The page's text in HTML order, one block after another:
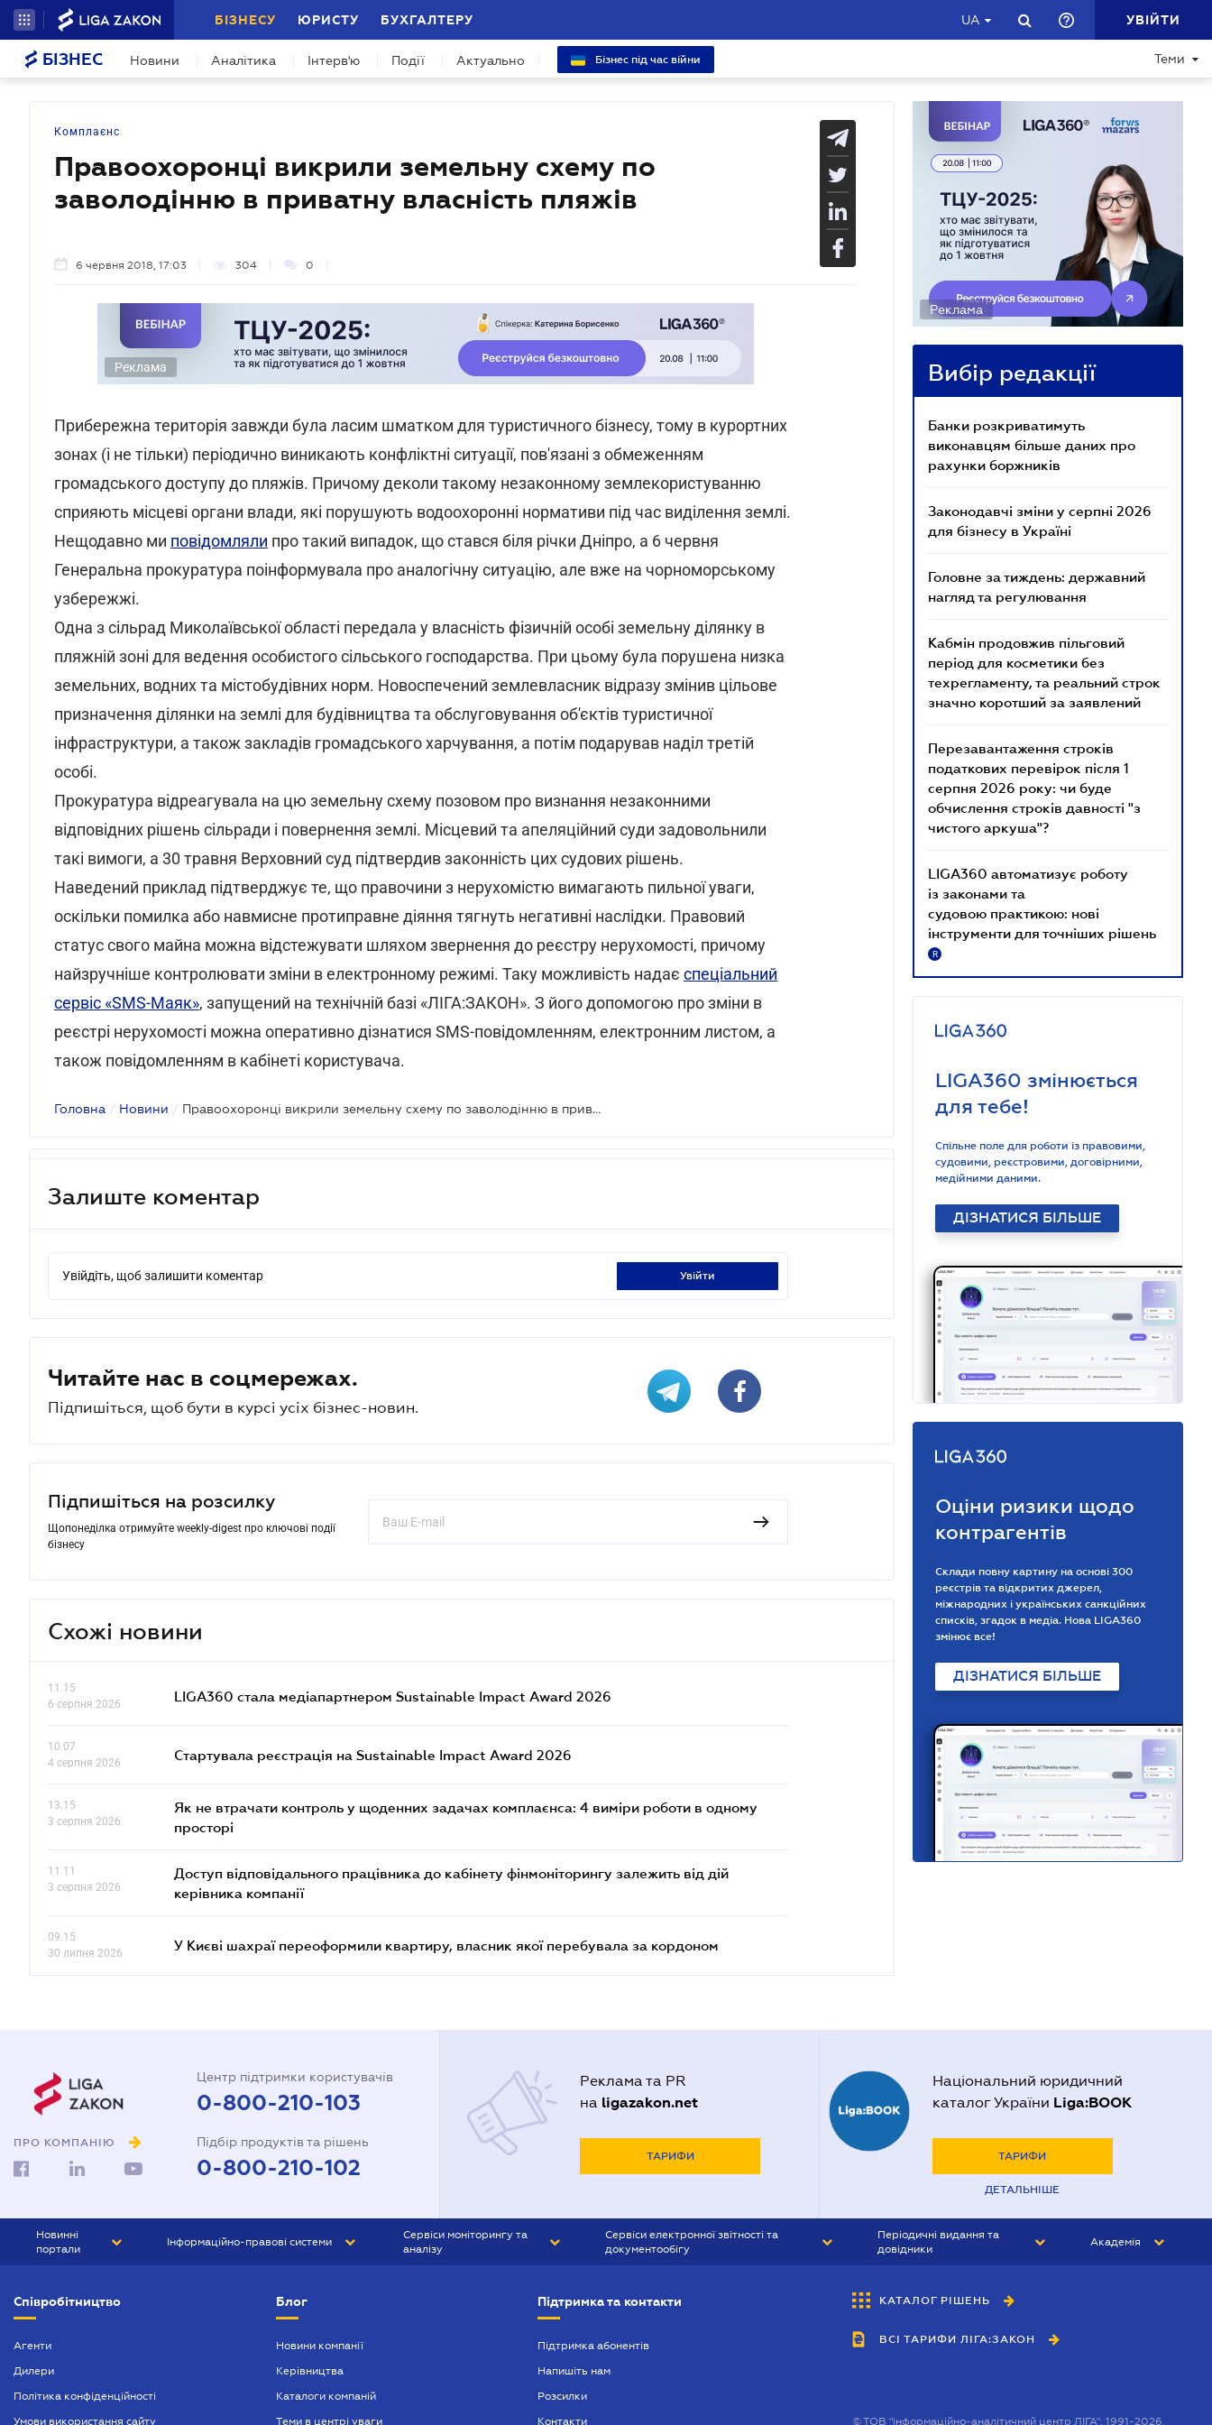
БІЗНЕСУ ЮРИСТУ БУХГАЛТЕРУ UA УВІЙТИ
БІЗНЕС Новини Аналітика Інтерв'ю Події Актуально Бізнес під час війни Теми
Комплаєнс
Правоохоронці викрили земельну схему по
заволодінню в приватну власність пляжів
6 червня 2018, 17:03 304 0
Реклама
Прибережна територія завжди була ласим шматком для туристичного бізнесу, тому в курортних
зонах (і не тільки) періодично виникають конфліктні ситуації, пов'язані з обмеженням
громадського доступу до пляжів. Причому деколи такому незаконному землекористуванню
сприяють місцеві органи влади, які порушують водоохоронні нормативи під час виділення землі.
Нещодавно ми повідомляли про такий випадок, що стався біля річки Дніпро, а 6 червня
Генеральна прокуратура поінформувала про аналогічну ситуацію, але вже на чорноморському
узбережжі.
Одна з сільрад Миколаївської області передала у власність фізичній особі земельну ділянку в
пляжній зоні для ведення особистого сільського господарства. При цьому була порушена низка
земельних, водних та містобудівних норм. Новоспечений землевласник відразу змінив цільове
призначення ділянки на землі для будівництва та обслуговування об'єктів туристичної
інфраструктури, а також закладів громадського харчування, а потім подарував наділ третій
особі.
Прокуратура відреагувала на цю земельну схему позовом про визнання незаконними
відповідних рішень сільради і повернення землі. Місцевий та апеляційний суди задовольнили
такі вимоги, а 30 травня Верховний суд підтвердив законність цих судових рішень.
Наведений приклад підтверджує те, що правочини з нерухомістю вимагають пильної уваги,
оскільки помилка або навмисне протиправне діяння тягнуть негативні наслідки. Правовий
статус свого майна можна відстежувати шляхом звернення до реєстру нерухомості, причому
найзручніше контролювати зміни в електронному режимі. Таку можливість надає спеціальний
сервіс «SMS-Маяк», запущений на технічній базі «ЛІГА:ЗАКОН». З його допомогою про зміни в
реєстрі нерухомості можна оперативно дізнатися SMS-повідомленням, електронним листом, а
також повідомленням в кабінеті користувача.
Головна / Новини / Правоохоронці викрили земельну схему по заволодінню в приватну власність пляжів
Залиште коментар
Увійдіть, щоб залишити коментар увійти
Читайте нас в соцмережах.
Підпишіться, щоб бути в курсі усіх бізнес-новин.
Підпишіться на розсилку
Щопонеділка отримуйте weekly-digest про ключові події
бізнесу
Схожі новини
11.15
6 серпня 2026
LIGA360 стала медіапартнером Sustainable Impact Award 2026
10.07
4 серпня 2026
Стартувала реєстрація на Sustainable Impact Award 2026
13.15
3 серпня 2026
Як не втрачати контроль у щоденних задачах комплаєнса: 4 виміри роботи в одному
просторі
11.11
3 серпня 2026
Доступ відповідального працівника до кабінету фінмоніторингу залежить від дій
керівника компанії
09.15
30 липня 2026
У Києві шахраї переоформили квартиру, власник якої перебувала за кордоном
Реклама
Вибір редакції
Банки розкриватимуть
виконавцям більше даних про
рахунки боржників
Законодавчі зміни у серпні 2026
для бізнесу в Україні
Головне за тиждень: державний
нагляд та регулювання
Кабмін продовжив пільговий
період для косметики без
техрегламенту, та реальний строк
значно коротший за заявлений
Перезавантаження строків
податкових перевірок після 1
серпня 2026 року: чи буде
обчислення строків давності "з
чистого аркуша"?
LIGA360 автоматизує роботу
із законами та
судовою практикою: нові
інструменти для точніших рішень
R
LIGA360 змінюється
для тебе!
Спільне поле для роботи із правовими,
судовими, реєстровими, договірними,
медійними даними.
ДІЗНАТИСЯ БІЛЬШЕ
Оціни ризики щодо
контрагентів
Склади повну картину на основі 300
реєстрів та відкритих джерел,
міжнародних і українських санкційних
списків, згадок в медіа. Нова LIGA360
змінює все!
ДІЗНАТИСЯ БІЛЬШЕ
ПРО КОМПАНІЮ
Центр підтримки користувачів
0-800-210-103
Підбір продуктів та рішень
0-800-210-102
Реклама та PR
на ligazakon.net
ТАРИФИ
Національний юридичний
каталог України Liga:BOOK
ТАРИФИ
ДЕТАЛЬНІШЕ
Новинні
портали
БІЗНЕС
Інформаційно-правові системи
БУХГАЛТЕР ПРОФ
Сервіси моніторингу та
аналізу
Сервіси електронної звітності та
документообігу
Періодичні видання та
довідники
БУХГАЛТЕР&ЗАКОН
ВІСНИК МСФЗ
Академія
Співробітництво
Агенти
Дилери
Політика конфіденційності
Умови використання сайту
Блог
Новини компанії
Керівництва
Каталоги компаній
Теми в центрі уваги
Підтримка та контакти
Підтримка абонентів
Напишіть нам
Розсилки
Контакти
КАТАЛОГ РІШЕНЬ
ВСІ ТАРИФИ ЛІГА:ЗАКОН
©ТОВ "інформаційно-аналітичний центр ЛІГА", 1991-2026.